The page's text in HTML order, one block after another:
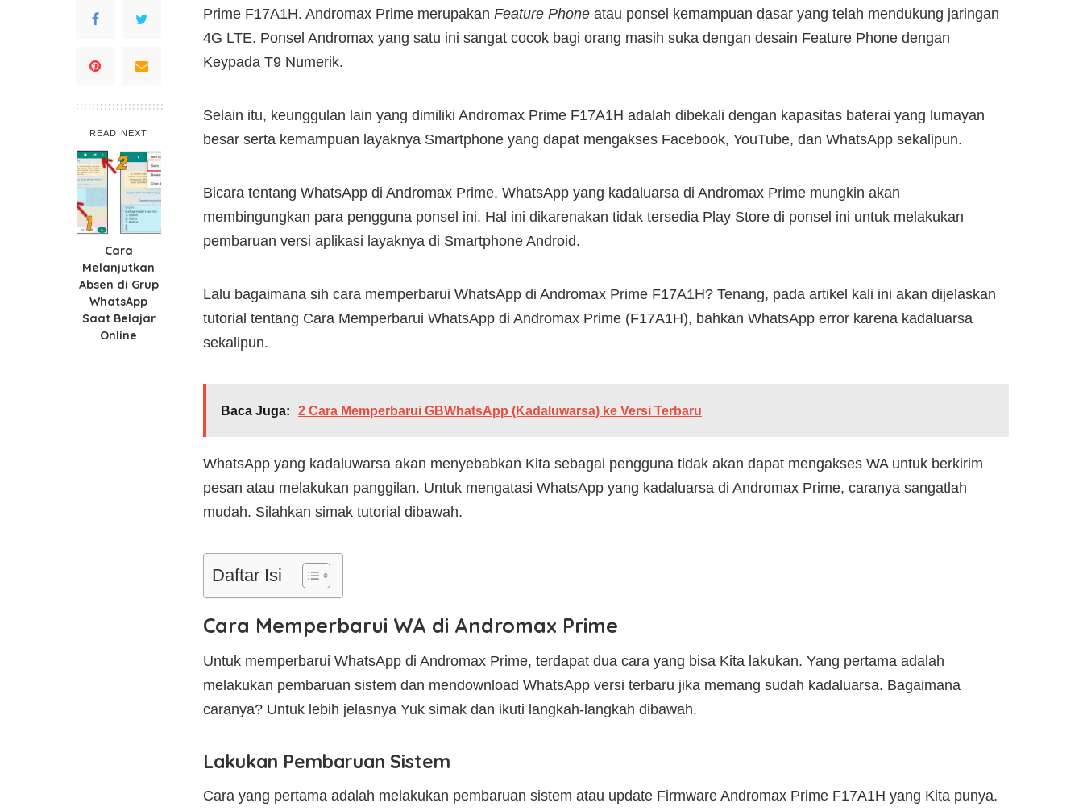
READ NEXT
Cara
Melanjutkan
Absen di Grup
WhatsApp
Saat Belajar
Online
Prime F17A1H. Andromax Prime merupakan Feature Phone atau ponsel kemampuan dasar yang telah mendukung jaringan
4G LTE. Ponsel Andromax yang satu ini sangat cocok bagi orang masih suka dengan desain Feature Phone dengan
Keypada T9 Numerik.
Selain itu, keunggulan lain yang dimiliki Andromax Prime F17A1H adalah dibekali dengan kapasitas baterai yang lumayan
besar serta kemampuan layaknya Smartphone yang dapat mengakses Facebook, YouTube, dan WhatsApp sekalipun.
Bicara tentang WhatsApp di Andromax Prime, WhatsApp yang kadaluarsa di Andromax Prime mungkin akan
membingungkan para pengguna ponsel ini. Hal ini dikarenakan tidak tersedia Play Store di ponsel ini untuk melakukan
pembaruan versi aplikasi layaknya di Smartphone Android.
Lalu bagaimana sih cara memperbarui WhatsApp di Andromax Prime F17A1H? Tenang, pada artikel kali ini akan dijelaskan
tutorial tentang Cara Memperbarui WhatsApp di Andromax Prime (F17A1H), bahkan WhatsApp error karena kadaluarsa
sekalipun.
Baca Juga: 2 Cara Memperbarui GBWhatsApp (Kadaluwarsa) ke Versi Terbaru
WhatsApp yang kadaluwarsa akan menyebabkan Kita sebagai pengguna tidak akan dapat mengakses WA untuk berkirim
pesan atau melakukan panggilan. Untuk mengatasi WhatsApp yang kadaluarsa di Andromax Prime, caranya sangatlah
mudah. Silahkan simak tutorial dibawah.
Daftar Isi
Cara Memperbarui WA di Andromax Prime
Untuk memperbarui WhatsApp di Andromax Prime, terdapat dua cara yang bisa Kita lakukan. Yang pertama adalah
melakukan pembaruan sistem dan mendownload WhatsApp versi terbaru jika memang sudah kadaluarsa. Bagaimana
caranya? Untuk lebih jelasnya Yuk simak dan ikuti langkah-langkah dibawah.
Lakukan Pembaruan Sistem
Cara yang pertama adalah melakukan pembaruan sistem atau update Firmware Andromax Prime F17A1H yang Kita punya.